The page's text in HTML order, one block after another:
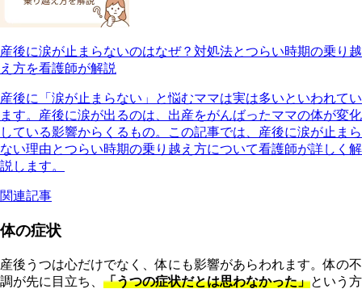
産後に涙が止まらないのはなぜ？対処法とつらい時期の乗り越
え方を看護師が解説
産後に「涙が止まらない」と悩むママは実は多いといわれてい
ます。産後に涙が出るのは、出産をがんばったママの体が変化
している影響からくるもの。この記事では、産後に涙が止まら
ない理由とつらい時期の乗り越え方について看護師が詳しく解
説します。
関連記事
体の症状
産後うつは心だけでなく、体にも影響があらわれます。体の不
調が先に目立ち、 「うつの症状だとは思わなかった」という方